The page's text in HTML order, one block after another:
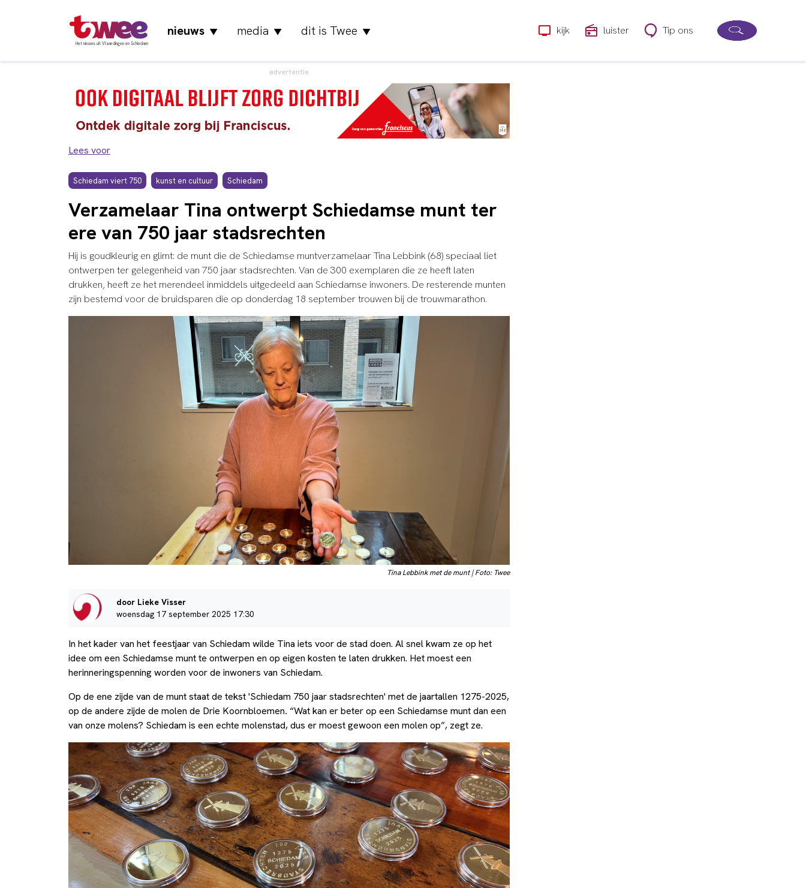
Het nieuws uit Vlaardingen en Schiedam
nieuws▼ media ▼ dit is Twee ▼ kijk luister Tip ons
advertentie
Lees voor
Schiedam viert 750 kunst en cultuur Schiedam
Verzamelaar Tina ontwerpt Schiedamse munt ter
ere van 750 jaar stadsrechten
Hij is goudkleurig en glimt: de munt die de Schiedamse muntverzamelaar Tina Lebbink (68) speciaal liet
ontwerpen ter gelegenheid van 750 jaar stadsrechten. Van de 300 exemplaren die ze heeft laten
drukken, heeft ze het merendeel inmiddels uitgedeeld aan Schiedamse inwoners. De resterende munten
zijn bestemd voor de bruidsparen die op donderdag 18 september trouwen bij de trouwmarathon.
Tina Lebbink met de munt | Foto: Twee
door Lieke Visser
woensdag 17 september 2025 17:30
In het kader van het feestjaar van Schiedam wilde Tina iets voor de stad doen. Al snel kwam ze op het
idee om een Schiedamse munt te ontwerpen en op eigen kosten te laten drukken. Het moest een
herinneringspenning worden voor de inwoners van Schiedam.
Op de ene zijde van de munt staat de tekst 'Schiedam 750 jaar stadsrechten' met de jaartallen 1275-2025,
op de andere zijde de molen de Drie Koornbloemen. “Wat kan er beter op een Schiedamse munt dan een
van onze molens? Schiedam is een echte molenstad, dus er moest gewoon een molen op”, zegt ze.